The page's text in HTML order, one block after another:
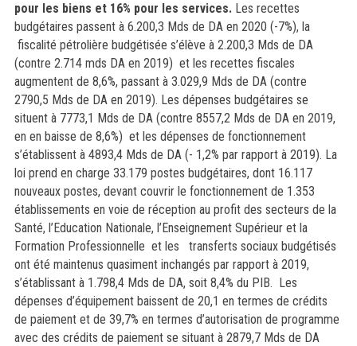
pour les biens et 16% pour les services.Les recettes
budgétaires passent à 6.200,3 Mds de DA en 2020 (-7%), la
fiscalité pétrolière budgétisée s’élève à 2.200,3 Mds de DA
(contre 2.714 mds DA en 2019) et les recettes fiscales
augmentent de 8,6%, passant à 3.029,9 Mds de DA (contre
2790,5 Mds de DA en 2019). Les dépenses budgétaires se
situent à 7773,1 Mds de DA (contre 8557,2 Mds de DA en 2019,
en en baisse de 8,6%) et les dépenses de fonctionnement
s’établissent à 4893,4 Mds de DA (- 1,2% par rapport à 2019). La
loi prend en charge 33.179 postes budgétaires, dont 16.117
nouveaux postes, devant couvrir le fonctionnement de 1.353
établissements en voie de réception au profit des secteurs de la
Santé, l’Education Nationale, l’Enseignement Supérieur et la
Formation Professionnelle et les transferts sociaux budgétisés
ont été maintenus quasiment inchangés par rapport à 2019,
s’établissant à 1.798,4 Mds de DA, soit 8,4% du PIB. Les
dépenses d’équipement baissent de 20,1 en termes de crédits
de paiement et de 39,7% en termes d’autorisation de programme
avec des crédits de paiement se situant à 2879,7 Mds de DA